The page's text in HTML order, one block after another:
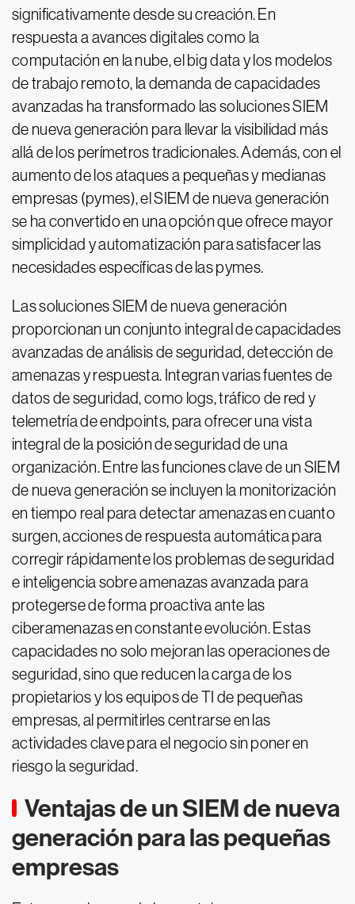
significativamente desde su creación. En
respuesta a avances digitales como la
computación en la nube, el big data y los modelos
de trabajo remoto, la demanda de capacidades
avanzadas ha transformado las soluciones SIEM
de nueva generación para llevar la visibilidad más
allá de los perímetros tradicionales. Además, con el
aumento de los ataques a pequeñas y medianas
empresas (pymes), el SIEM de nueva generación
se ha convertido en una opción que ofrece mayor
simplicidad y automatización para satisfacer las
necesidades específicas de las pymes.
Las soluciones SIEM de nueva generación
proporcionan un conjunto integral de capacidades
avanzadas de análisis de seguridad, detección de
amenazas y respuesta. Integran varias fuentes de
datos de seguridad, como logs, tráfico de red y
telemetría de endpoints, para ofrecer una vista
integral de la posición de seguridad de una
organización. Entre las funciones clave de un SIEM
de nueva generación se incluyen la monitorización
en tiempo real para detectar amenazas en cuanto
surgen, acciones de respuesta automática para
corregir rápidamente los problemas de seguridad
e inteligencia sobre amenazas avanzada para
protegerse de forma proactiva ante las
ciberamenazas en constante evolución. Estas
capacidades no solo mejoran las operaciones de
seguridad, sino que reducen la carga de los
propietarios y los equipos de TI de pequeñas
empresas, al permitirles centrarse en las
actividades clave para el negocio sin poner en
riesgo la seguridad.
Ventajas de un SIEM de nueva
generación para las pequeñas
empresas